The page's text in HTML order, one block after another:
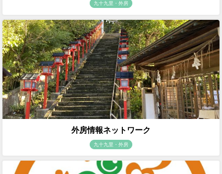
九十九里・外房
外房情報ネットワーク
九十九里・外房